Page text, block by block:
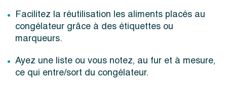
Facilitez la réutilisation les aliments placés au
congélateur grâce à des étiquettes ou
marqueurs.
Ayez une liste ou vous notez, au fur et à mesure,
ce qui entre/sort du congélateur.